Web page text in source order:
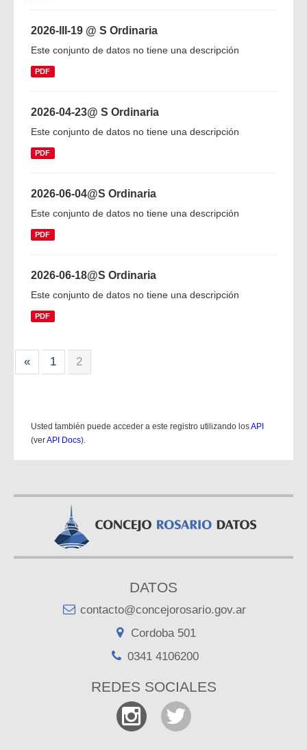
2026-III-19 @ S Ordinaria
Este conjunto de datos no tiene una descripción
PDF
2026-04-23@ S Ordinaria
Este conjunto de datos no tiene una descripción
PDF
2026-06-04@S Ordinaria
Este conjunto de datos no tiene una descripción
PDF
2026-06-18@S Ordinaria
Este conjunto de datos no tiene una descripción
PDF
« 1 2
Usted también puede acceder a este registro utilizando losAPI
(verAPI Docs).
DATOS
contacto@concejorosario.gov.ar
Cordoba 501
0341 4106200
REDES SOCIALES